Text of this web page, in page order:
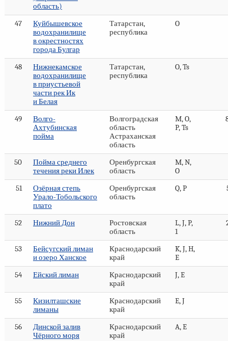
область)
47
Куйбышевское
водохранилище
в окрестностях
города Булгар
Татарстан,
республика
O
48
Нижнекамское
водохранилище
в приустьевой
части рек Ик
и Белая
Татарстан,
республика
O, Ts
49
Волго-
Ахтубинская
пойма
Волгоградская
область
Астраханская
область
M, O,
P, Ts
50
Пойма среднего
течения реки Илек
Оренбургская
область
M, N,
O
51
Озёрная степь
Урало-Тобольского
плато
Оренбургская
область
Q, P
52 Нижний Дон
Ростовская
область
L, J, P,
1
53
Бейсугский лиман
и озеро Ханское
Краснодарский
край
K, J, H,
E
54
Ейский лиман
Краснодарский
край
J, E
55
Кизилташские
лиманы
Краснодарский
край
E, J
56
Динской залив
Чёрного моря
Краснодарский
край
A, E